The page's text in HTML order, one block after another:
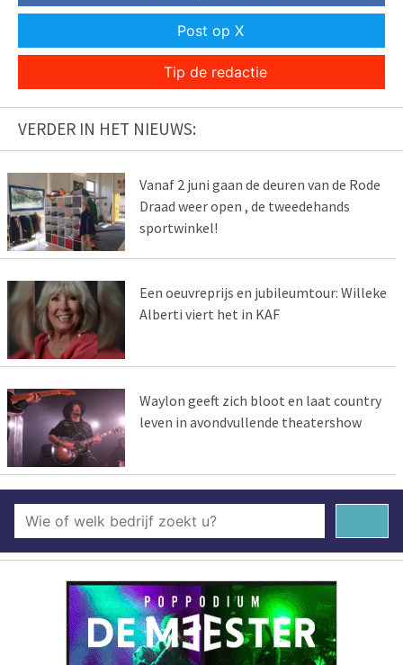
Post op X
Tip de redactie
VERDER IN HET NIEUWS:
Vanaf 2 juni gaan de deuren van de Rode
Draad weer open , de tweedehands
sportwinkel!
Een oeuvreprijs en jubileumtour: Willeke
Alberti viert het in KAF
Waylon geeft zich bloot en laat country
leven in avondvullende theatershow